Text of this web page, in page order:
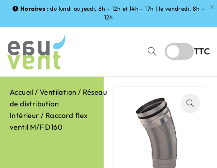
Horaires : du lundi au jeudi, 8h - 12h et 14h - 17h | le vendredi, 8h -
12h
TTC
Accueil /Ventilation / Réseau
de distribution
Intérieur / Raccord flex
ventil M/F D160